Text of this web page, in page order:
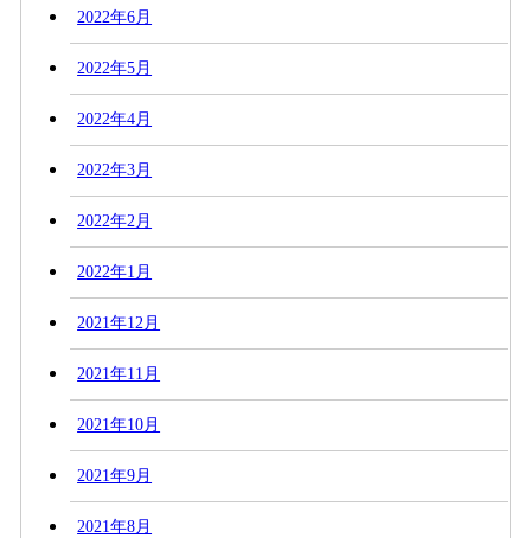
2022年6月
2022年5月
2022年4月
2022年3月
2022年2月
2022年1月
2021年12月
2021年11月
2021年10月
2021年9月
2021年8月